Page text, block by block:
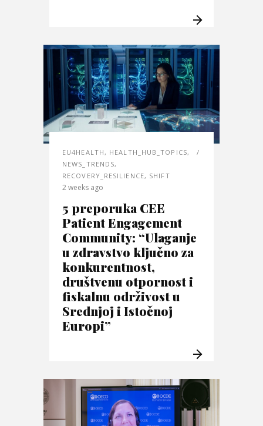
EU4HEALTH , HEALTH_HUB_TOPICS,
NEWS_TRENDS,
RECOVERY_RESILIENCE, SHIFT
2 weeks ago
5 preporuka CEE
Patient Engagement
Community: “Ulaganje
u zdravstvo ključno za
konkurentnost,
društvenu otpornost i
fiskalnu održivost u
Srednjoj i Istočnoj
Europi”